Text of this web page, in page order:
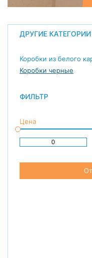
ДРУГИЕ КАТЕГОРИИ
Коробки из белого
Коробки черные
ФИЛЬТР
Цена